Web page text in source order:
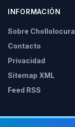
INFORMACIÓN
Sobre Chollolocura
Contacto
Privacidad
Sitemap XML
Feed RSS